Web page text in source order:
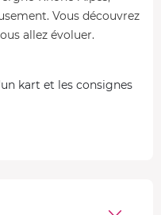
Vous découvrez
allez évoluer.
kart et les consignes